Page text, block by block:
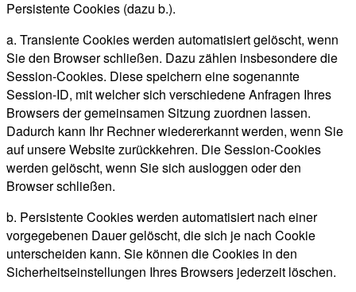
Persistente Cookies (dazu b.).
a. Transiente Cookies werden automatisiert gelöscht, wenn
Sie den Browser schließen. Dazu zählen insbesondere die
Session-Cookies. Diese speichern eine sogenannte
Session-ID, mit welcher sich verschiedene Anfragen Ihres
Browsers der gemeinsamen Sitzung zuordnen lassen.
Dadurch kann Ihr Rechner wiedererkannt werden, wenn Sie
auf unsere Website zurückkehren. Die Session-Cookies
werden gelöscht, wenn Sie sich ausloggen oder den
Browser schließen.
b. Persistente Cookies werden automatisiert nach einer
vorgegebenen Dauer gelöscht, die sich je nach Cookie
unterscheiden kann. Sie können die Cookies in den
Sicherheitseinstellungen Ihres Browsers jederzeit löschen.